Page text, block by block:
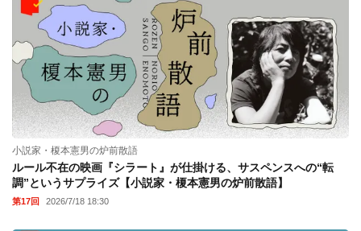
小説家・榎本憲男の炉前散語
ルール不在の映画『シラート』が仕掛ける、サスペンスへの“転
調”というサプライズ【小説家・榎本憲男の炉前散語】
第17回 2026/7/18 18:30